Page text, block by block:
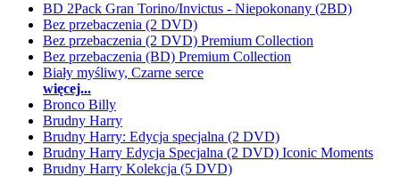
BD 2Pack Gran Torino/Invictus - Niepokonany (2BD)
Bez przebaczenia (2 DVD)
Bez przebaczenia (2 DVD) Premium Collection
Bez przebaczenia (BD) Premium Collection
Biały myśliwy, Czarne serce
więcej...
Bronco Billy
Brudny Harry
Brudny Harry: Edycja specjalna (2 DVD)
Brudny Harry Edycja Specjalna (2 DVD) Iconic Moments
Brudny Harry Kolekcja (5 DVD)